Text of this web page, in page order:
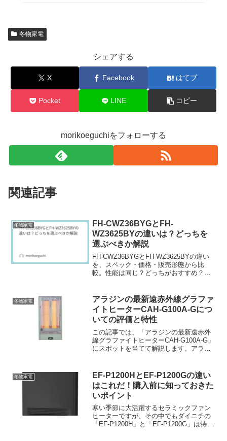
冬物家電
シェアする
X Facebook はてブ
Pocket LINE コピー
morikoeguchiをフォローする
関連記事
冬物家電
FH-CWZ36BYGとFH-
WZ3625BYの違いは？どっちを
選ぶべきか解説
FH-CWZ36BYGとFH-WZ3625BYの違い
を、スペック・価格・販売形態から比
較。性能は同じ？どっちがおすすめ？迷
冬物家電
アラジンの最新遠赤外線グラファ
イトヒーターCAH-G100A-Gにつ
いての評価と特性
この記事では、「アラジンの最新遠赤外
線グラファイトヒーターCAH-G100A-G」
にスポットを当てて解説します。アラジ
特に、遠赤外線グラファイトヒーター
は、革新的な...
冬物家電
EF-P1200HとEF-P1200Gの違い
はこれだ！購入前に知っておきた
いポイント
寒い季節に大活躍するセラミックファン
ヒーターですが、その中でもダイニチの
「EF-P1200H」と「EF-P1200G」は特に